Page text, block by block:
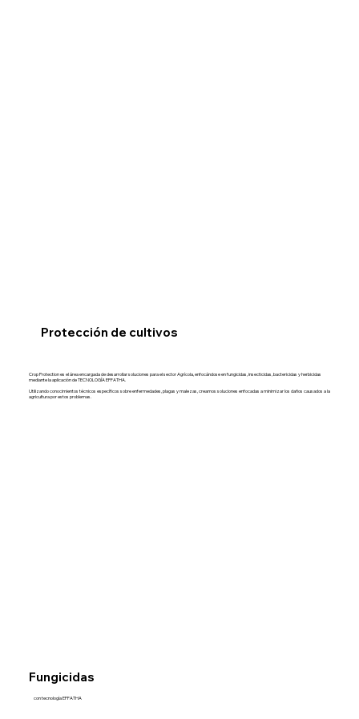
Protección de cultivos
Crop Protection es el área encargada de desarrollar soluciones para el sector Agrícola, enfocándose en fungicidas, insecticidas, bactericidas y herbicidas
mediante la aplicación de TECNOLOGÍA EFFATHA.
Utilizando conocimientos técnicos específicos sobre enfermedades, plagas y malezas, creamos soluciones enfocadas a minimizar los daños causados a la
agricultura por estos problemas.
con tecnología EFFATHA
Fungicidas